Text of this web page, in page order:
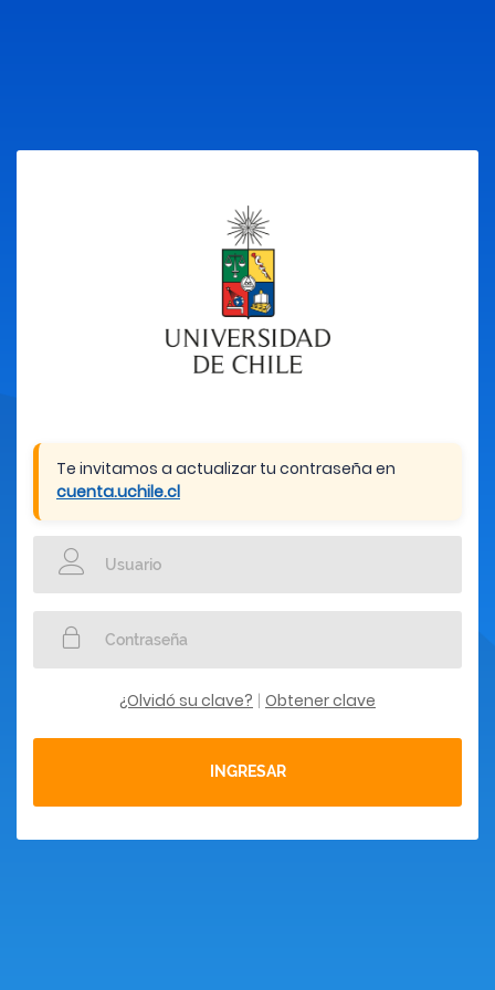
Te invitamos a actualizar tu contraseña en
cuenta.uchile.cl
¿Olvidó su clave? Obtener clave
INGRESAR